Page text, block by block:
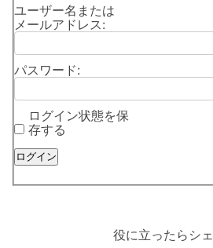
ユーザー名または
メールアドレス:
パスワード:
ログイン状態を保
存する
ログイン
役に立ったらシェ